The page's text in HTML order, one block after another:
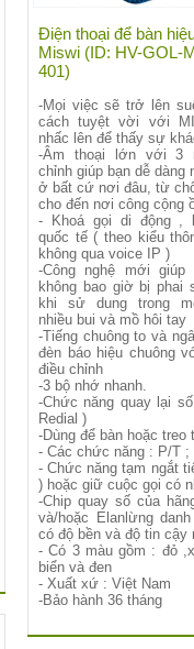
Điện thoại để bàn
Miswi (ID: HV-GOL-
401)
-Mọi việc sẽ trở lên
cách tuyệt vời với
nhấc lên để thấy sự
-Âm thoại lớn với 3
chỉnh giúp bạn dễ dàng
ở bất cứ nơi đâu, từ
cho đến nơi công cộng
- Khoá gọi di động ,
quốc tế ( theo kiểu
không qua voice IP )
-Công nghệ mới giúp
không bao giờ bị phai
khi sử dung trong
nhiều bui và mồ hôi tay
-Tiếng chuông to và
đèn báo hiệu chuông
điều chỉnh
-3 bộ nhớ nhanh.
-Chức năng quay lại
Redial )
-Dùng để bàn hoặc treo
- Các chức năng : P/T ;
- Chức năng tạm ngắt
) hoặc giữ cuộc gọi có
-Chip quay số của
và/hoặc Elanlừng
có độ bền và độ tin cậy
- Có 3 màu gồm : đỏ
biển và đen
- Xuất xứ : Việt Nam
-Bảo hành 36 tháng